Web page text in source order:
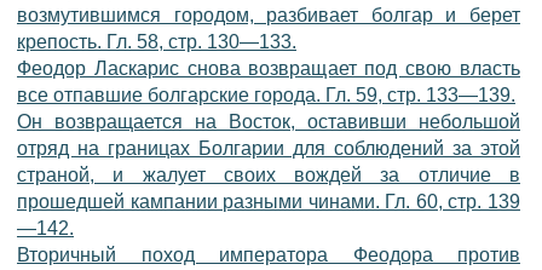
возмутившимся городом, разбивает болгар и берет
крепость. Гл. 58, стр. 130—133.
Феодор Ласкарис снова возвращает под свою власть
все отпавшие болгарские города. Гл. 59, стр. 133—139.
Он возвращается на Восток, оставивши небольшой
отряд на границах Болгарии для соблюдений за этой
страной, и жалует своих вождей за отличие в
прошедшей кампании разными чинами. Гл. 60, стр. 139
—142.
Вторичный поход императора Феодора против